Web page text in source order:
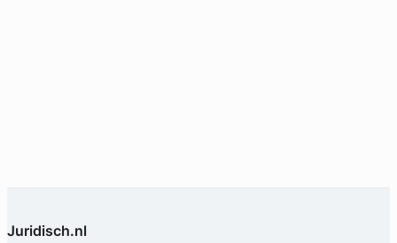
Juridisch.nl